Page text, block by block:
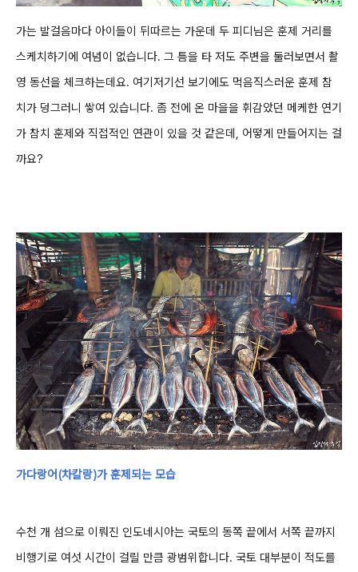
가는 발걸음마다 아이들이 뒤따르는 가운데 두 피디님은 훈제 거리를
스케치하기에 여념이 없습니다. 그 틈을 타 저도 주변을 둘러보면서 촬
영 동선을 체크하는데요. 여기저기선 보기에도 먹음직스러운 훈제 참
치가 덩그러니 쌓여 있습니다. 좀 전에 온 마을을 휘감았던 메케한 연기
가 참치 훈제와 직접적인 연관이 있을 것 같은데, 어떻게 만들어지는 걸
까요?
가다랑어(차칼랑)가 훈제되는 모습
수천 개 섬으로 이뤄진 인도네시아는 국토의 동쪽 끝에서 서쪽 끝까지
비행기로 여섯 시간이 걸릴 만큼 광범위합니다. 국토 대부분이 적도를